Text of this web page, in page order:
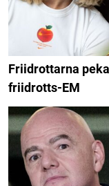
Friidrottarna
friidrotts-EM